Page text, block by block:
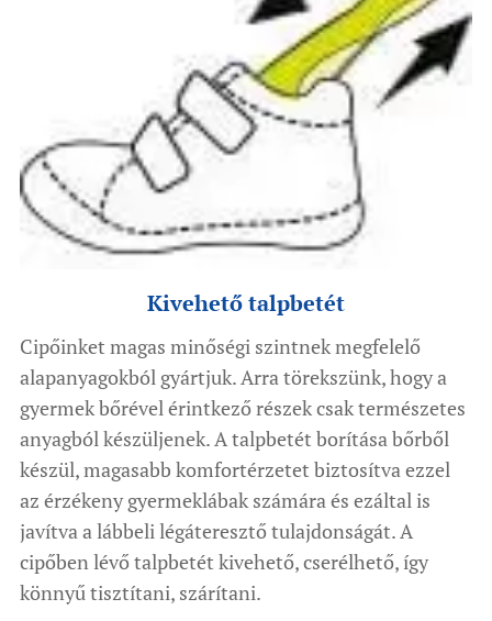
Kivehető talpbetét
Cipőinket magas minőségi szintnek megfelelő
alapanyagokból gyártjuk. Arra törekszünk, hogy a
gyermek bőrével érintkező részek csak természetes
anyagból készüljenek. A talpbetét borítása bőrből
készül, magasabb komfortérzetet biztosítva ezzel
az érzékeny gyermeklábak számára és ezáltal is
javítva a lábbeli légáteresztő tulajdonságát. A
cipőben lévő talpbetét kivehető, cserélhető, így
könnyű tisztítani, szárítani.